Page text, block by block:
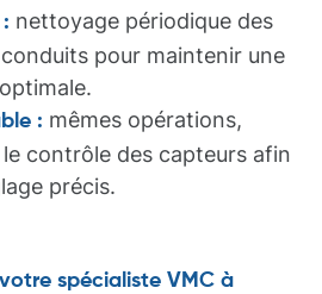
nettoyage périodique des
pour maintenir une
: mêmes opérations,
contrôle des capteurs afin
précis.
spécialiste VMC à